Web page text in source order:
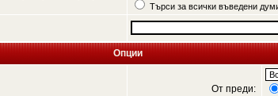
Търси за всички въведени
Опции
От преди: